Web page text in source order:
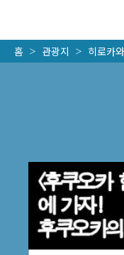
홈 관광지 히로카